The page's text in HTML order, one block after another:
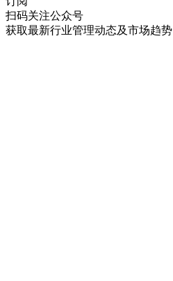
扫码关注公众号
获取最新行业管理动态及市场趋势